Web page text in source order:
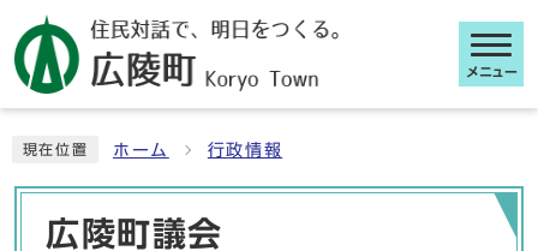
メニュー
現在位置 ホーム 行政情報
広陵町議会